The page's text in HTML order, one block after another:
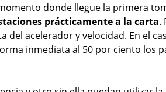
donde llegue la primera
prácticamente a la carta.
acelerador y velocidad. En el
inmediata al 50 por ciento los